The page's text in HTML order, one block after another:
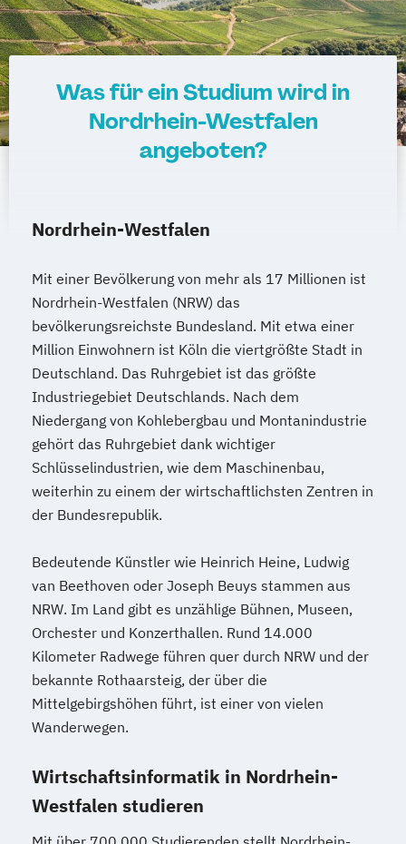
Wirtschaftsinformatik
Was für ein Studium wird in
Nordrhein-Westfalen
angeboten?
Nordrhein-Westfalen
Mit einer Bevölkerung von mehr als 17 Millionen ist
Nordrhein-Westfalen (NRW) das
bevölkerungsreichste Bundesland. Mit etwa einer
Million Einwohnern ist Köln die viertgrößte Stadt in
Deutschland. Das Ruhrgebiet ist das größte
Industriegebiet Deutschlands. Nach dem
Niedergang von Kohlebergbau und Montanindustrie
gehört das Ruhrgebiet dank wichtiger
Schlüsselindustrien, wie dem Maschinenbau,
weiterhin zu einem der wirtschaftlichsten Zentren in
der Bundesrepublik.
Bedeutende Künstler wie Heinrich Heine, Ludwig
van Beethoven oder Joseph Beuys stammen aus
NRW. Im Land gibt es unzählige Bühnen, Museen,
Orchester und Konzerthallen. Rund 14.000
Kilometer Radwege führen quer durch NRW und der
bekannte Rothaarsteig, der über die
Mittelgebirgshöhen führt, ist einer von vielen
Wanderwegen.
Wirtschaftsinformatik in Nordrhein-
Westfalen studieren